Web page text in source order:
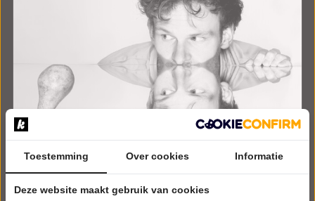
Bob Koomen
Toestemming Over cookies Informatie
Deze website maakt gebruik van cookies